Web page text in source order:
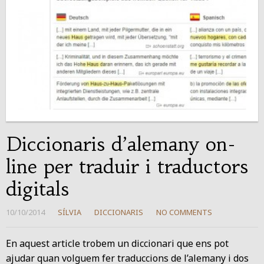
Diccionaris d’alemany on-
line per traduir i traductors
digitals
10/10/2014 SÍLVIA DICCIONARIS NO COMMENTS
En aquest article trobem un diccionari que ens pot
ajudar quan volguem fer traduccions de l’alemany i dos